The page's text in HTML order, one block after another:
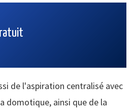
de l'aspiration centralisé avec
domotique, ainsi que de la